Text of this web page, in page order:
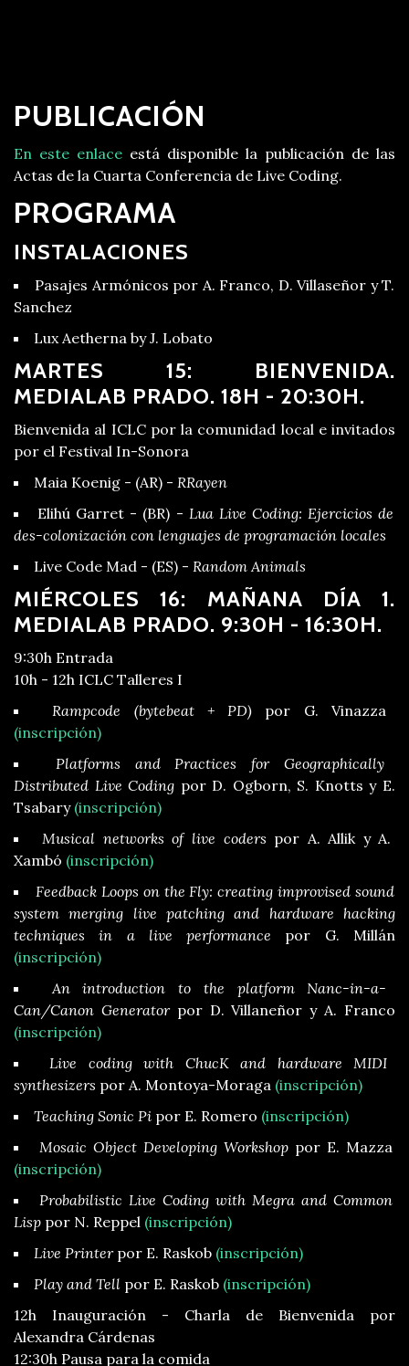
PUBLICACIÓN
En este enlace está disponible la publicación de las
Actas de la Cuarta Conferencia de Live Coding.
PROGRAMA
INSTALACIONES
Pasajes Armónicos por A. Franco, D. Villaseñor y T.
Sanchez
Lux Aetherna by J. Lobato
MARTES 15: BIENVENIDA.
MEDIALAB PRADO. 18H - 20:30H.
Bienvenida al ICLC por la comunidad local e invitados
por el Festival In-Sonora
Maia Koenig - (AR) - RRayen
Elihú Garret - (BR) - Lua Live Coding: Ejercicios de
des-colonización con lenguajes de programación locales
Live Code Mad - (ES) - Random Animals
MIÉRCOLES 16: MAÑANA DÍA 1.
MEDIALAB PRADO. 9:30H - 16:30H.
9:30h Entrada
10h - 12h ICLC Talleres I
Rampcode (bytebeat + PD) por G. Vinazza
(inscripción)
Platforms and Practices for Geographically
Distributed Live Coding por D. Ogborn, S. Knotts y E.
Tsabary (inscripción)
Musical networks of live coders por A. Allik y A.
Xambó (inscripción)
Feedback Loops on the Fly: creating improvised sound
system merging live patching and hardware hacking
techniques in a live performance por G. Millán
(inscripción)
An introduction to the platform Nanc-in-a-
Can/Canon Generatorpor D. Villaneñor y A. Franco
(inscripción)
Live coding with ChucK and hardware MIDI
synthesizers por A. Montoya-Moraga (inscripción)
Teaching Sonic Pi por E. Romero (inscripción)
Mosaic Object Developing Workshop por E. Mazza
(inscripción)
Probabilistic Live Coding with Megra and Common
Lisp por N. Reppel (inscripción)
Live Printerpor E. Raskob (inscripción)
Play and Tell por E. Raskob (inscripción)
12h Inauguración - Charla de Bienvenida por
Alexandra Cárdenas
12:30h Pausa para la comida